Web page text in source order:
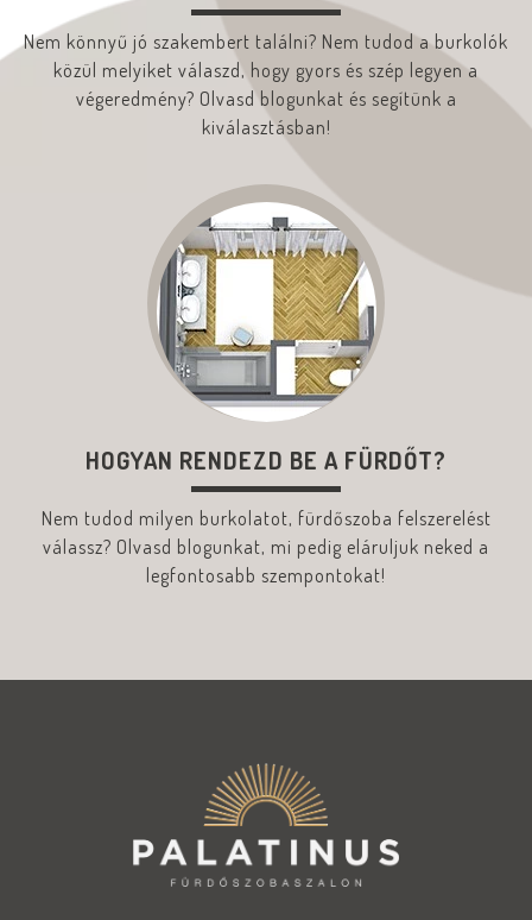
Nem könnyű jó szakembert találni? Nem tudod a burkolók
közül melyiket válaszd, hogy gyors és szép legyen a
végeredmény? Olvasd blogunkat és segítünk a
kiválasztásban!
HOGYAN RENDEZD BE A FÜRDŐT?
Nem tudod milyen burkolatot, fürdőszoba felszerelést
válassz? Olvasd blogunkat, mi pedig eláruljuk neked a
legfontosabb szempontokat!